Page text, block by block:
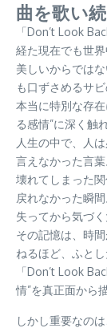
曲を歌い
「Don’t Look
経た現在でも世
美しいからでは
も口ずさめるサ
本当に特別な存
る感情”に深く触
人生の中で、人
言えなかった言葉
壊れてしまった関
戻れなかった瞬間
失ってから気づく
その記憶は、時
ねるほど、ふと
「Don’t Look
情”を真正面から
しかし重要なの